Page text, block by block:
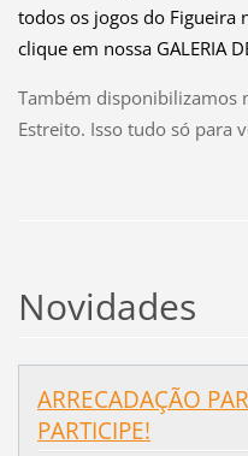
todos os jogos do Figueira
clique em nossa GALERIA
Também disponibilizamos
Estreito. Isso tudo só para
Novidades
ARRECADAÇÃO
PARTICIPE!